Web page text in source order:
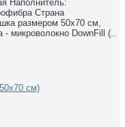
Наполнитель:
Страна
размером 50х70 см,
- микроволокно DownFill (..